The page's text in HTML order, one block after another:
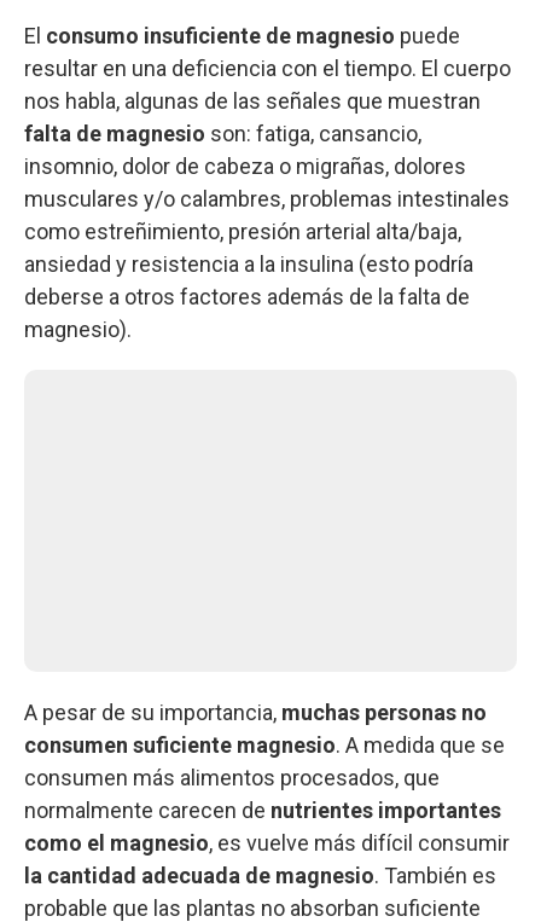
El consumo insuficiente de magnesio puede
resultar en una deficiencia con el tiempo. El cuerpo
nos habla, algunas de las señales que muestran
falta de magnesio son: fatiga, cansancio,
insomnio, dolor de cabeza o migrañas, dolores
musculares y/o calambres, problemas intestinales
como estreñimiento, presión arterial alta/baja,
ansiedad y resistencia a la insulina (esto podría
deberse a otros factores además de la falta de
magnesio).
A pesar de su importancia, muchas personas no
consumen suficiente magnesio. A medida que se
consumen más alimentos procesados, que
normalmente carecen de nutrientes importantes
como el magnesio, es vuelve más difícil consumir
la cantidad adecuada de magnesio. También es
probable que las plantas no absorban suficiente